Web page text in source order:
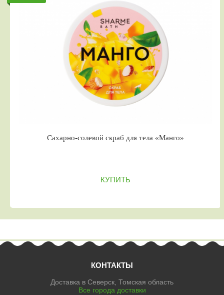
Сахарно-солевой скраб для тела «Манго»
КУПИТЬ
КОНТАКТЫ
Доставка в Северск, Томская область
Все города доставки